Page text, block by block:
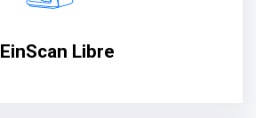
EinScan Libre